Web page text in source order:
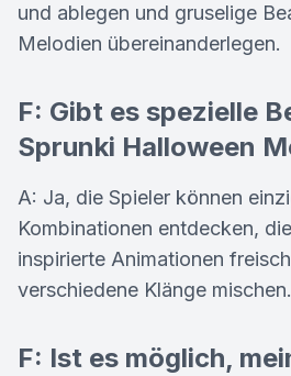
und ablegen und gruselige
Melodien übereinanderlegen.
F: Gibt es spezielle
Sprunki Halloween
A: Ja, die Spieler können
Kombinationen entdecken,
inspirierte Animationen
verschiedene Klänge mischen.
F: Ist es möglich,